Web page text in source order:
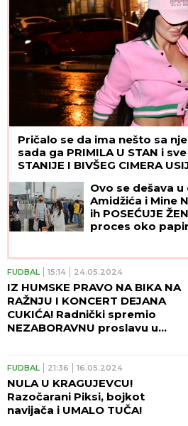
Pričalo se da ima nešto sa
sada ga PRIMILA U STAN i
STANIJE I BIVŠEG CIMERA
Ovo se dešava
Amidžića i Mine
ih POSEĆUJE
proces oko
FUDBAL 15:14 24.05.2024
IZ HUMSKE PRAVO NA BIKA NA
RAŽNJU I KONCERT DEJANA
CUKIĆA! Radnički spremio
NEZABORAVNU proslavu u
FUDBAL 21:36 16.05.2024
NULA U KRAGUJEVCU!
Razočarani Piksi, bojkot
navijača i UMALO TUČA!